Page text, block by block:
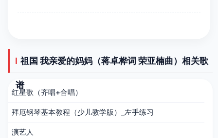
祖国 我亲爱的妈妈（蒋卓桦词 荣亚楠曲）相关歌
谱
红星歌（齐唱+合唱）
拜厄钢琴基本教程（少儿教学版）_左手练习
演艺人